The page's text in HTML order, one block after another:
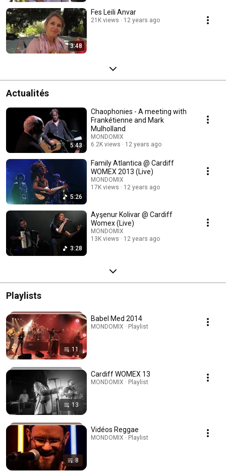
3:48
Fes Leili Anvar
21K views 12 years ago
Actualités
5:43
Chaophonies - A meeting with
Frankétienne and Mark
Mulholland
MONDOMIX
6.2K views
12 years ago
5:26
Family Atlantica @ Cardiff
WOMEX 2013 (Live)
MONDOMIX
17K views
12 years ago
3:28
Ayşenur Kolivar @ Cardiff
Womex (Live)
MONDOMIX
13K views
12 years ago
Playlists
11
Babel Med 2014
MONDOMIX · Playlist
13
Cardiff WOMEX 13
MONDOMIX · Playlist
8
Vidéos Reggae
MONDOMIX · Playlist